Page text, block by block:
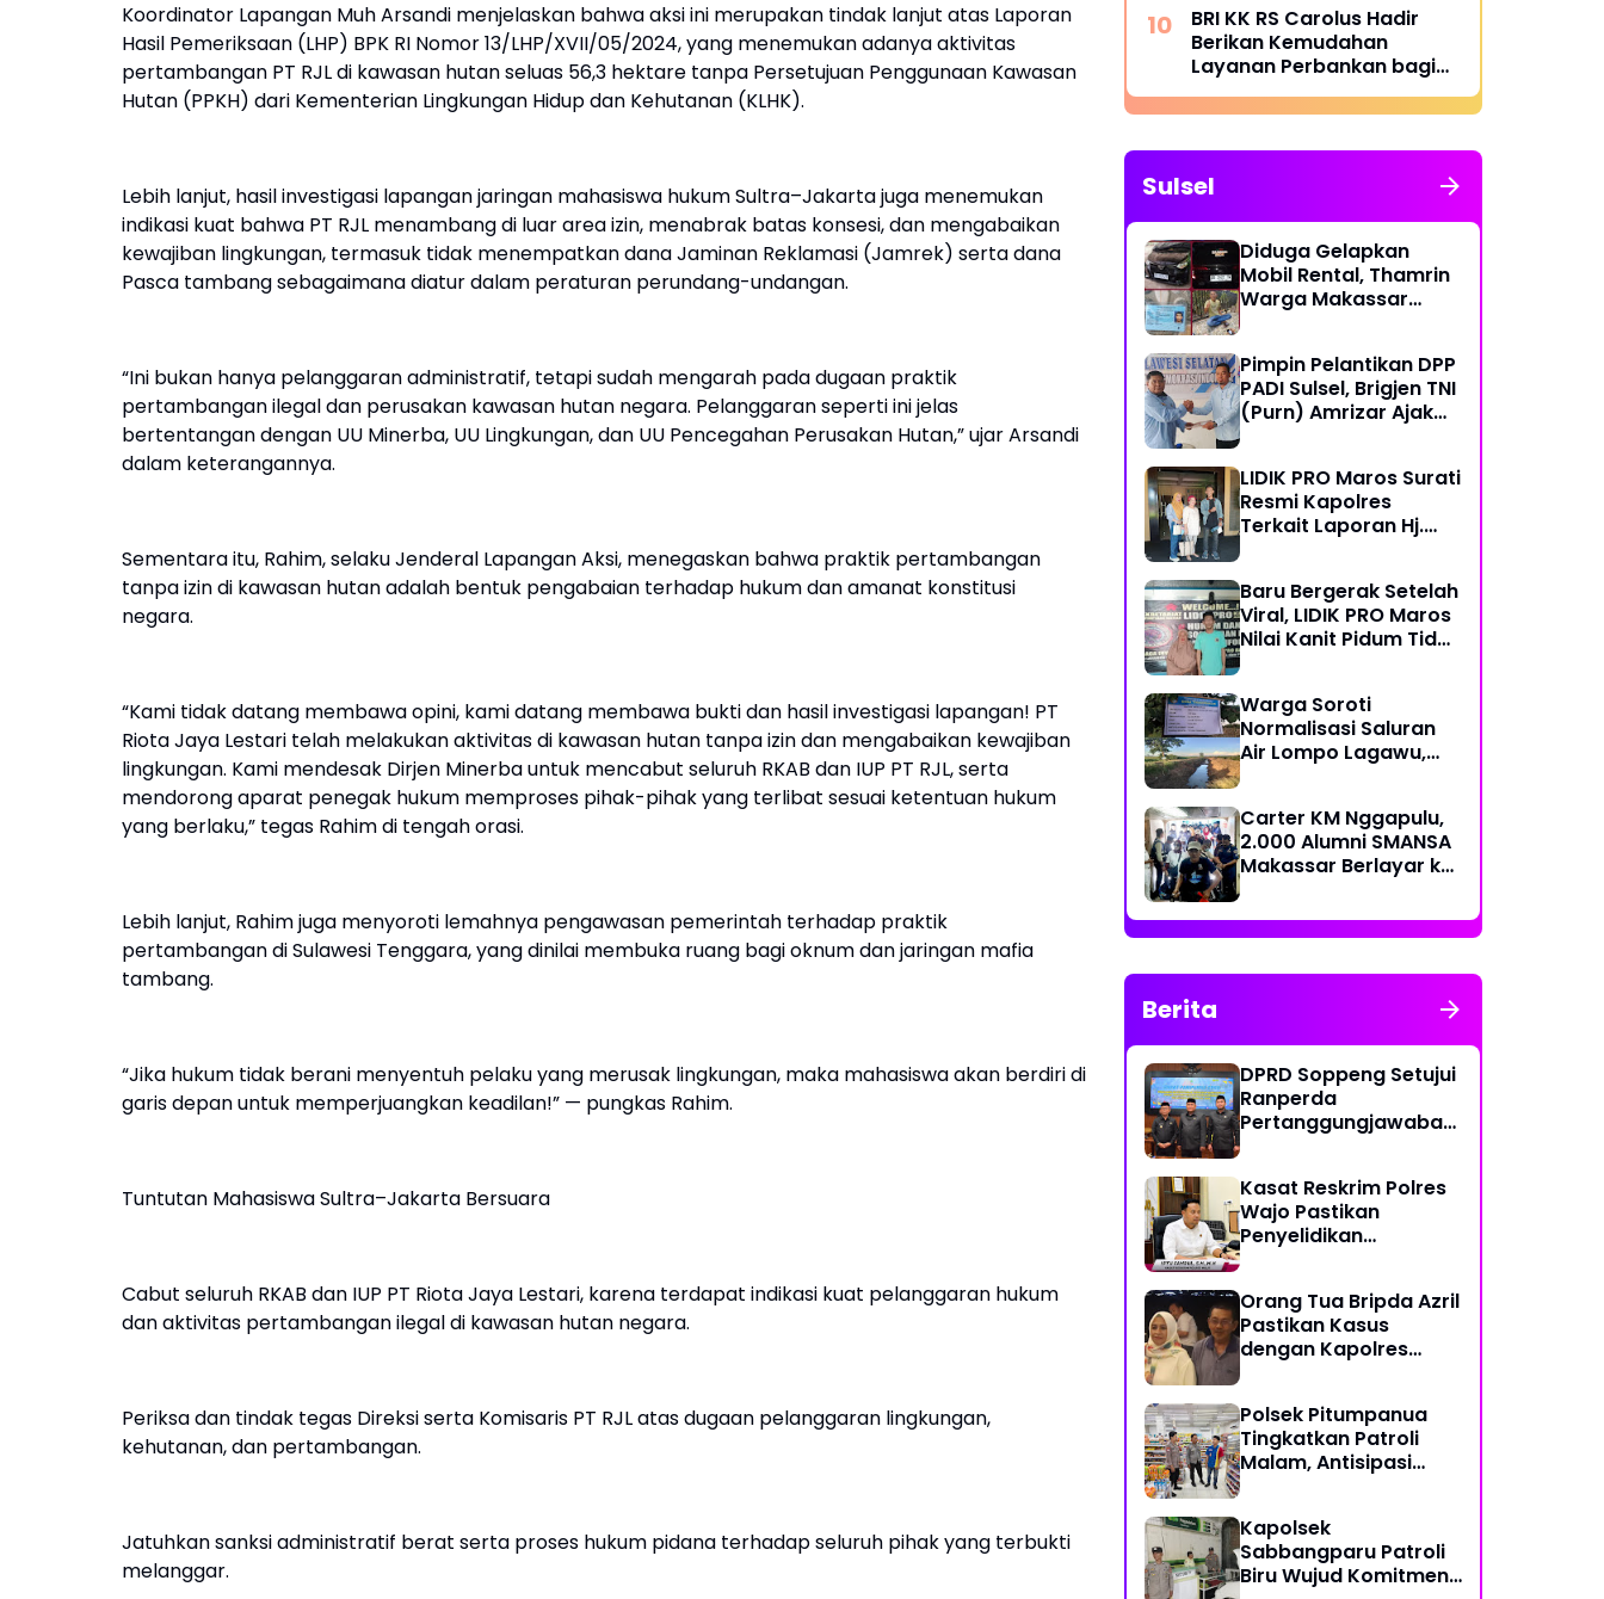
Koordinator Lapangan Muh Arsandi menjelaskan bahwa aksi ini merupakan tindak lanjut atas Laporan
Hasil Pemeriksaan (LHP) BPK RI Nomor 13/LHP/XVII/05/2024, yang menemukan adanya aktivitas
pertambangan PT RJL di kawasan hutan seluas 56,3 hektare tanpa Persetujuan Penggunaan Kawasan
Hutan (PPKH) dari Kementerian Lingkungan Hidup dan Kehutanan (KLHK).
Lebih lanjut, hasil investigasi lapangan jaringan mahasiswa hukum Sultra–Jakarta juga menemukan
indikasi kuat bahwa PT RJL menambang di luar area izin, menabrak batas konsesi, dan mengabaikan
kewajiban lingkungan, termasuk tidak menempatkan dana Jaminan Reklamasi (Jamrek) serta dana
Pasca tambang sebagaimana diatur dalam peraturan perundang-undangan.
“Ini bukan hanya pelanggaran administratif, tetapi sudah mengarah pada dugaan praktik
pertambangan ilegal dan perusakan kawasan hutan negara. Pelanggaran seperti ini jelas
bertentangan dengan UU Minerba, UU Lingkungan, dan UU Pencegahan Perusakan Hutan,” ujar Arsandi
dalam keterangannya.
Sementara itu, Rahim, selaku Jenderal Lapangan Aksi, menegaskan bahwa praktik pertambangan
tanpa izin di kawasan hutan adalah bentuk pengabaian terhadap hukum dan amanat konstitusi
negara.
“Kami tidak datang membawa opini, kami datang membawa bukti dan hasil investigasi lapangan! PT
Riota Jaya Lestari telah melakukan aktivitas di kawasan hutan tanpa izin dan mengabaikan kewajiban
lingkungan. Kami mendesak Dirjen Minerba untuk mencabut seluruh RKAB dan IUP PT RJL, serta
mendorong aparat penegak hukum memproses pihak-pihak yang terlibat sesuai ketentuan hukum
yang berlaku,” tegas Rahim di tengah orasi.
Lebih lanjut, Rahim juga menyoroti lemahnya pengawasan pemerintah terhadap praktik
pertambangan di Sulawesi Tenggara, yang dinilai membuka ruang bagi oknum dan jaringan mafia
tambang.
“Jika hukum tidak berani menyentuh pelaku yang merusak lingkungan, maka mahasiswa akan berdiri di
garis depan untuk memperjuangkan keadilan!” — pungkas Rahim.
Tuntutan Mahasiswa Sultra–Jakarta Bersuara
Cabut seluruh RKAB dan IUP PT Riota Jaya Lestari, karena terdapat indikasi kuat pelanggaran hukum
dan aktivitas pertambangan ilegal di kawasan hutan negara.
Periksa dan tindak tegas Direksi serta Komisaris PT RJL atas dugaan pelanggaran lingkungan,
kehutanan, dan pertambangan.
Jatuhkan sanksi administratif berat serta proses hukum pidana terhadap seluruh pihak yang terbukti
melanggar.
BRI KK RS Carolus Hadir
Berikan Kemudahan
Layanan Perbankan bagi
Civitas Rumah Sakit dan
Masyarakat
Sulsel
Diduga Gelapkan
Mobil Rental, Thamrin
Warga Makassar
Pimpin Pelantikan DPP
PADI Sulsel, Brigjen TNI
(Purn) Amrizar Ajak
Dengan Hati Bersih
LIDIK PRO Maros Surati
Resmi Kapolres
Terkait Laporan Hj.
Baru Bergerak Setelah
Viral, LIDIK PRO Maros
Nilai Kanit Pidum Tidak
Warga Soroti
Normalisasi Saluran
Air Lompo Lagawu,
Seimbang dengan
Hasil Pekerjaan
Carter KM Nggapulu,
2.000 Alumni SMANSA
Makassar Berlayar ke
Meriahkan Temu
Nasional IV di
Berita
DPRD Soppeng Setujui
Ranperda
Pertanggungjawaban
Kasat Reskrim Polres
Wajo Pastikan
Penyelidikan
Orang Tua Bripda Azril
Pastikan Kasus
dengan Kapolres
Polsek Pitumpanua
Tingkatkan Patroli
Malam, Antisipasi
Kriminalitas di
Wilayah Hukum
Kapolsek
Sabbangparu Patroli
Biru Wujud Komitmen